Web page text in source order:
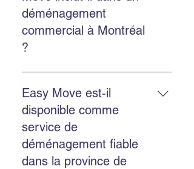
déménagement
commercial à Montréal
?
Le déménagement commercial
inclut la planification, le
chargement, le transport, le
déchargement et la protection des
biens, avec des options
d’emballage et d’entreposage.
Easy Move est-il
disponible comme
service de
déménagement fiable
dans la province de